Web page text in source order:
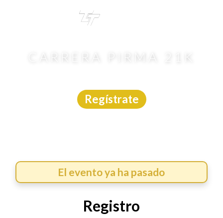
CARRERA PIRMA 21K
Regístrate
El evento ya ha pasado
Registro